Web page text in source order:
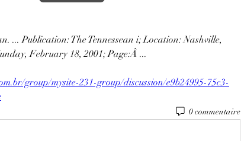
... Publication: The Tennessean i; Location: Nashville,
February 18, 2001; Page:Â ...
group/mysite-231-group/discussion/e9b24995-75c3-
0 commentaire